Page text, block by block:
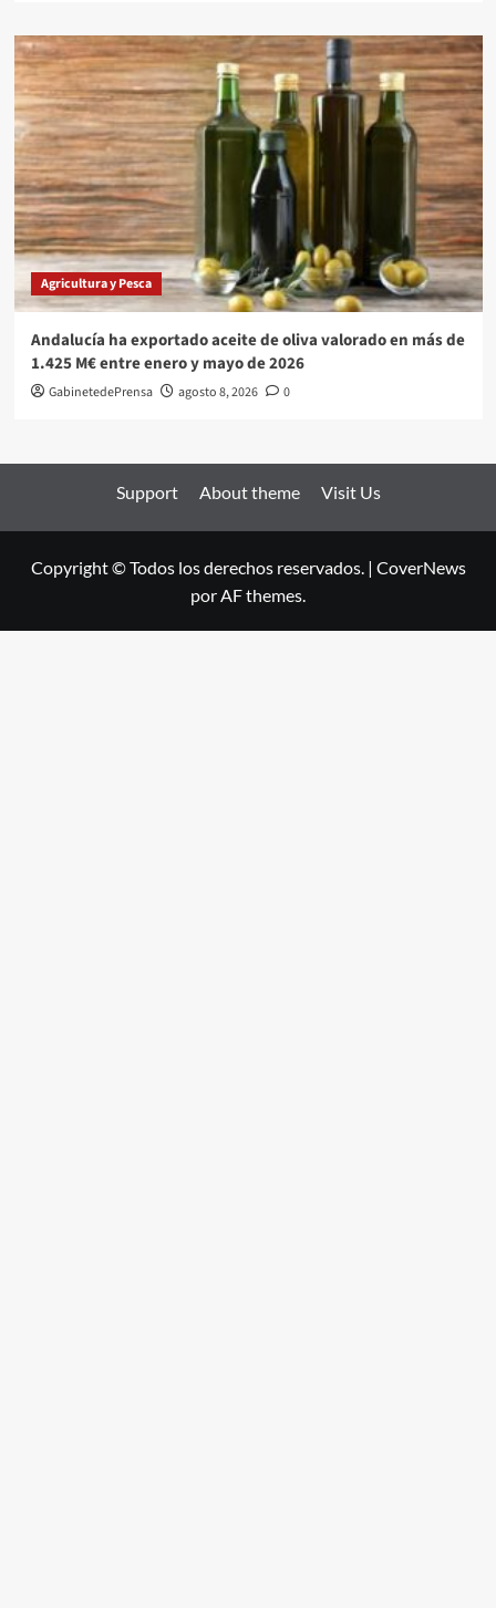
Agricultura y Pesca
Andalucía ha exportado aceite de oliva valorado en más de
1.425 M€ entre enero y mayo de 2026
GabinetedePrensa agosto 8, 2026 0
Support About theme Visit Us
Copyright © Todos los derechos reservados. | CoverNews
por AF themes.